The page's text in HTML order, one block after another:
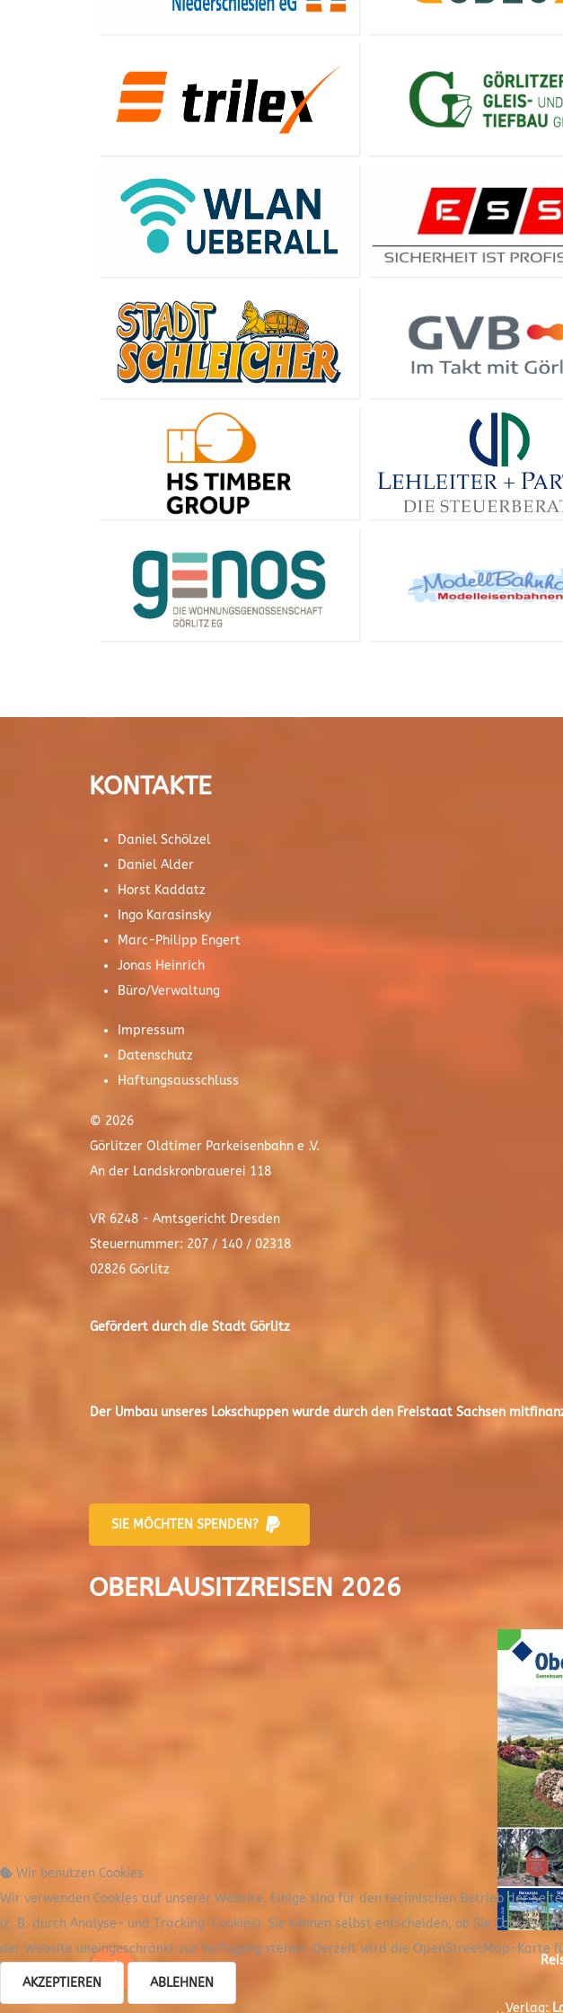
KONTAKTE
Daniel Schölzel
Daniel Alder
Horst Kaddatz
Ingo Karasinsky
Marc-Philipp Engert
Jonas Heinrich
Büro/Verwaltung
Impressum
Datenschutz
Haftungsausschluss
© 2026
Görlitzer Oldtimer Parkeisenbahn e .V.
An der Landskronbrauerei 118
VR 6248 - Amtsgericht Dresden
Steuernummer: 207 / 140 / 02318
02826 Görlitz
Gefördert durch die Stadt Görlitz
Der Umbau unseres Lokschuppen wurde durch den Freistaat Sachsen
SIE MÖCHTEN SPENDEN?
OBERLAUSITZREISEN 2026
Verlag:
Wir benutzen Cookies
Wir verwenden Cookies auf unserer Website. Einige sind für den technischen Betrieb der
(z. B. durch Analyse- und Tracking-Cookies). Sie können selbst entscheiden, ob Sie
der Website uneingeschränkt zur Verfügung stehen. Derzeit wird die OpenStreetMap-Karte
AKZEPTIEREN ABLEHNEN